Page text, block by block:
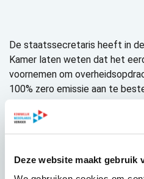
Deze website maakt gebruik
De staatssecretaris heeft in
Kamer laten weten dat het
voornemen om
100% zero emissie aan te
Eerder berichtten we dat KNV
Deze aanpassing gaat nu dus